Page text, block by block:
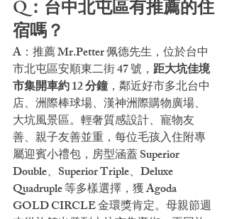
Q：台中北屯區有推薦的住
宿嗎？
A：推薦 Mr.Petter 佩德先生，位於台中
市北屯區安順東二街 47 號， 距大坑佳境
市集開車約 12 分鐘 ，鄰近好市多北台中
店、洲際棒球場、漢神洲際購物廣場、
大坑風景區。輕奢質感設計、寵物友
善、親子友善並重，每位毛孩入住附專
屬迎賓小禮包，房型涵蓋 Superior
Double、Superior Triple、Deluxe
Quadruple 等多樣選擇，獲 Agoda
GOLD CIRCLE 金環獎肯定。母親節週